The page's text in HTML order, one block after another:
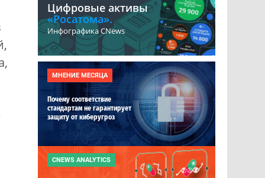
Цифровые активы
«Росатома».
Инфографика CNews
МНЕНИЕ МЕСЯЦА
Почему соответствие
стандартам не гарантирует
защиту от киберугроз
CNEWS ANALYTICS